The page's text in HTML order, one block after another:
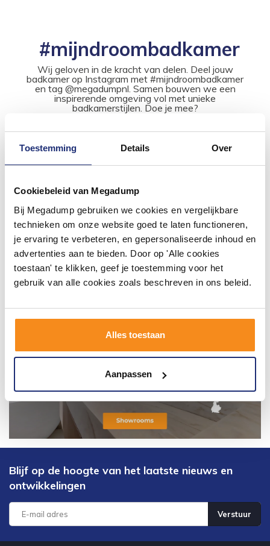
Toestemming Details Over
Cookiebeleid van Megadump
Bij Megadump gebruiken we cookies en vergelijkbare
technieken om onze website goed te laten functioneren,
je ervaring te verbeteren, en gepersonaliseerde inhoud en
advertenties aan te bieden. Door op 'Alle cookies
toestaan' te klikken, geef je toestemming voor het
gebruik van alle cookies zoals beschreven in ons beleid.
Alles toestaan
Aanpassen
#mijndroombadkamer
Wij geloven in de kracht van delen. Deel jouw
badkamer op Instagram met #mijndroombadkamer
en tag @megadumpnl. Samen bouwen we een
inspirerende omgeving vol met unieke
badkamerstijlen. Doe je mee?
Blijf op de hoogte van het laatste nieuws en
ontwikkelingen
Verstuur